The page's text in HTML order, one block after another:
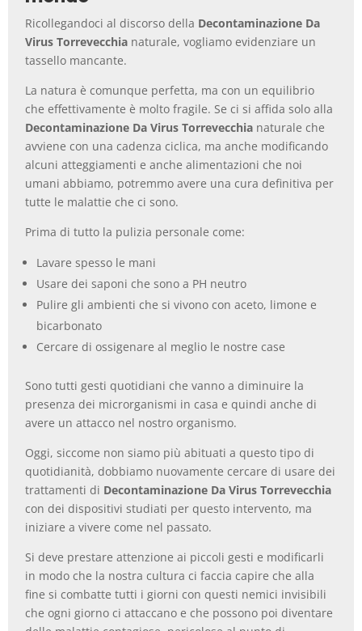
Ricollegandoci al discorso della Decontaminazione Da
Virus Torrevecchia naturale, vogliamo evidenziare un
tassello mancante.
La natura è comunque perfetta, ma con un equilibrio
che effettivamente è molto fragile. Se ci si affida solo alla
Decontaminazione Da Virus Torrevecchia naturale che
avviene con una cadenza ciclica, ma anche modificando
alcuni atteggiamenti e anche alimentazioni che noi
umani abbiamo, potremmo avere una cura definitiva per
tutte le malattie che ci sono.
Prima di tutto la pulizia personale come:
Lavare spesso le mani
Usare dei saponi che sono a PH neutro
Pulire gli ambienti che si vivono con aceto, limone e
bicarbonato
Cercare di ossigenare al meglio le nostre case
Sono tutti gesti quotidiani che vanno a diminuire la
presenza dei microrganismi in casa e quindi anche di
avere un attacco nel nostro organismo.
Oggi, siccome non siamo più abituati a questo tipo di
quotidianità, dobbiamo nuovamente cercare di usare dei
trattamenti di Decontaminazione Da Virus Torrevecchia
con dei dispositivi studiati per questo intervento, ma
iniziare a vivere come nel passato.
Si deve prestare attenzione ai piccoli gesti e modificarli
in modo che la nostra cultura ci faccia capire che alla
fine si combatte tutti i giorni con questi nemici invisibili
che ogni giorno ci attaccano e che possono poi diventare